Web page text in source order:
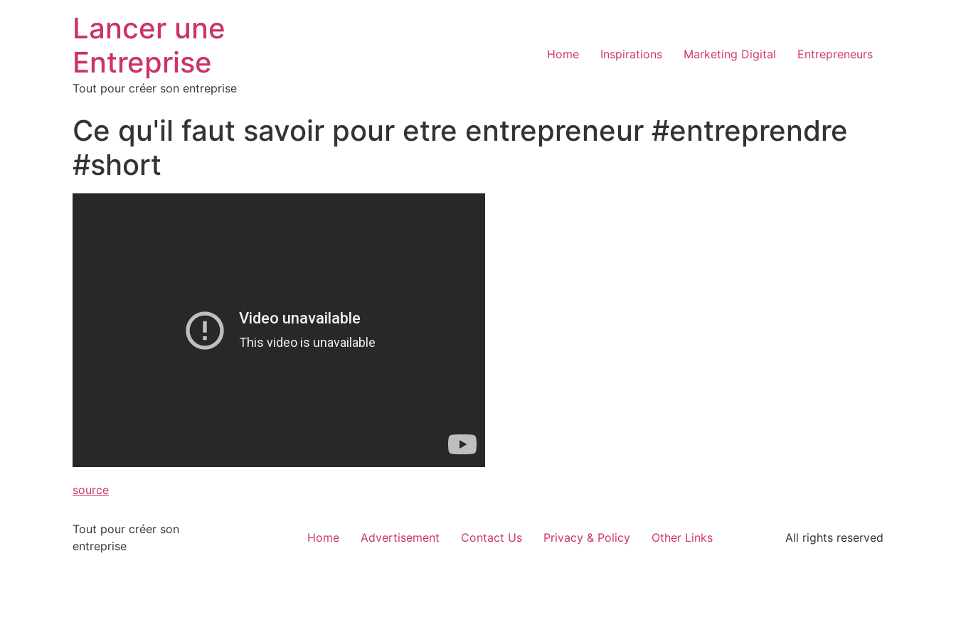
Lancer une
Entreprise
Tout pour créer son entreprise
Home Inspirations Marketing Digital Entrepreneurs
Ce qu'il faut savoir pour etre entrepreneur #entreprendre
#short
source
Tout pour créer son
entreprise
Home Advertisement Contact Us Privacy & Policy Other Links All rights reserved